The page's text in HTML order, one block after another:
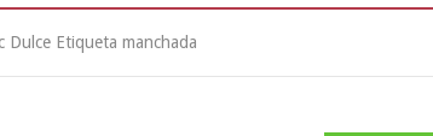
Dulce Etiqueta manchada